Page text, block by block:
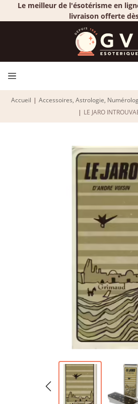
Le meilleur de l'ésotérisme en
livraison offerte
Accueil | Accessoires, Astrologie,
| LE JARO